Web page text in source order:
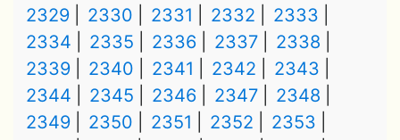
2329
2330 2331 2332
2333
2334
2335 2336 2337
2338
2339
2340 2341 2342
2343
2344
2345 2346 2347
2348
2349
2350 2351 2352
2353